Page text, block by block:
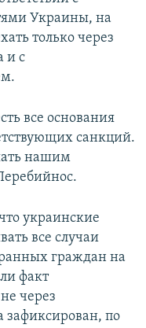
Украины, на
только через
и с
все основания
санкций.
нашим
украинские
все случаи
граждан на
факт
через
зафиксирован, по